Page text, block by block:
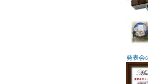
発表会